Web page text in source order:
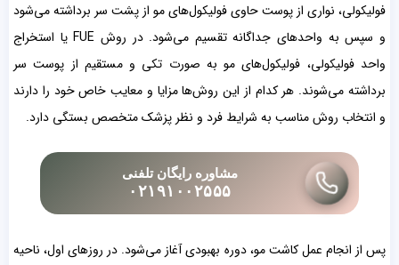
فولیکولی، نواری از پوست حاوی فولیکول‌های مو از پشت سر برداشته می‌شود
و سپس به واحدهای جداگانه تقسیم می‌شود. در روش FUE یا استخراج
واحد فولیکولی، فولیکول‌های مو به صورت تکی و مستقیم از پوست سر
برداشته می‌شوند. هر کدام از این روش‌ها مزایا و معایب خاص خود را دارند
و انتخاب روش مناسب به شرایط فرد و نظر پزشک متخصص بستگی دارد.
مشاوره رایگان تلفنی
۰۲۱۹۱۰۰۲۵۵۵
پس از انجام عمل کاشت مو، دوره بهبودی آغاز می‌شود. در روزهای اول، ناحیه